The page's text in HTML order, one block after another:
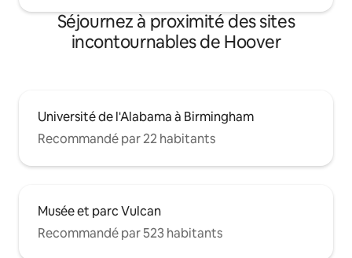
Séjournez à proximité des sites
incontournables de Hoover
Université de l'Alabama à Birmingham
Recommandé par 22 habitants
Musée et parc Vulcan
Recommandé par 523 habitants